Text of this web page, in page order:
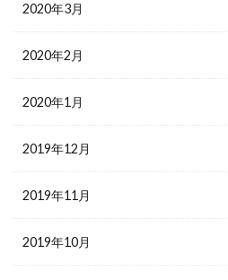
2020年3月
2020年2月
2020年1月
2019年12月
2019年11月
2019年10月